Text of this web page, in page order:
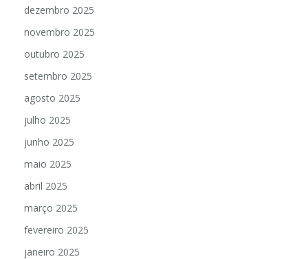
dezembro 2025
novembro 2025
outubro 2025
setembro 2025
agosto 2025
julho 2025
junho 2025
maio 2025
abril 2025
março 2025
fevereiro 2025
janeiro 2025